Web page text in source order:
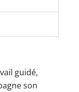
guidé,
son